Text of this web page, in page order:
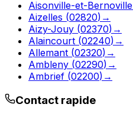
Aisonville-et-Bernoville
Aizelles (02820) →
Aizy-Jouy (02370) →
Alaincourt (02240) →
Allemant (02320) →
Ambleny (02290) →
Ambrief (02200) →
Contact rapide